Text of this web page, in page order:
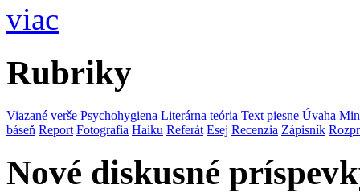
viac
Rubriky
Viazané verše Psychohygiena Literárna teória Text piesne Úvaha
báseň Report Fotografia Haiku Referát Esej Recenzia Zápisník
Nové diskusné